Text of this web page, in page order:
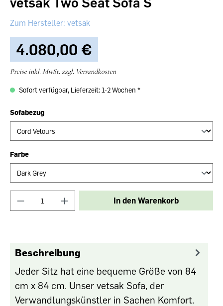
vetsak
4.080,00 €‎
Preise inkl. MwSt. zzgl. Versandkosten
Sofort verfügbar, Lieferzeit: 1-2 Wochen
Sofabezug
Farbe
In den Warenkorb
Beschreibung
Jeder Sitz hat eine bequeme Größe von 84
cm x 84 cm. Unser vetsak Sofa, der
Verwandlungskünstler in Sachen Komfort.